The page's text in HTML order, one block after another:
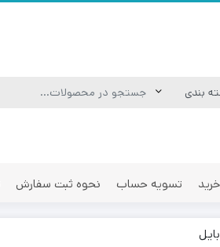
تسویه حساب نحوه ثبت سفارش